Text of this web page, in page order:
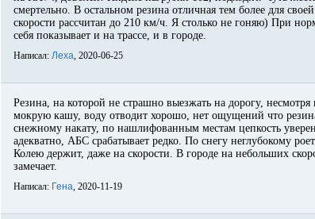
смертельно. В остальном резина отличная тем более для
скорости рассчитан до 210 км/ч. Я столько не гоняю) При
себя показывает и на трассе, и в городе.
Написал: Леха, 2020-06-25
Резина, на которой не страшно выезжать на дорогу,
мокрую кашу, воду отводит хорошо, нет ощущений что
снежному накату, по нашлифованным местам цепкость
адекватно, АБС срабатывает редко. По снегу неглубокому
Колею держит, даже на скорости. В городе на небольших
замечает.
Написал: Гена, 2020-11-19